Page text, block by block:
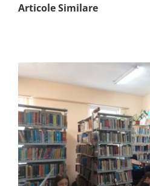
Articole Similare